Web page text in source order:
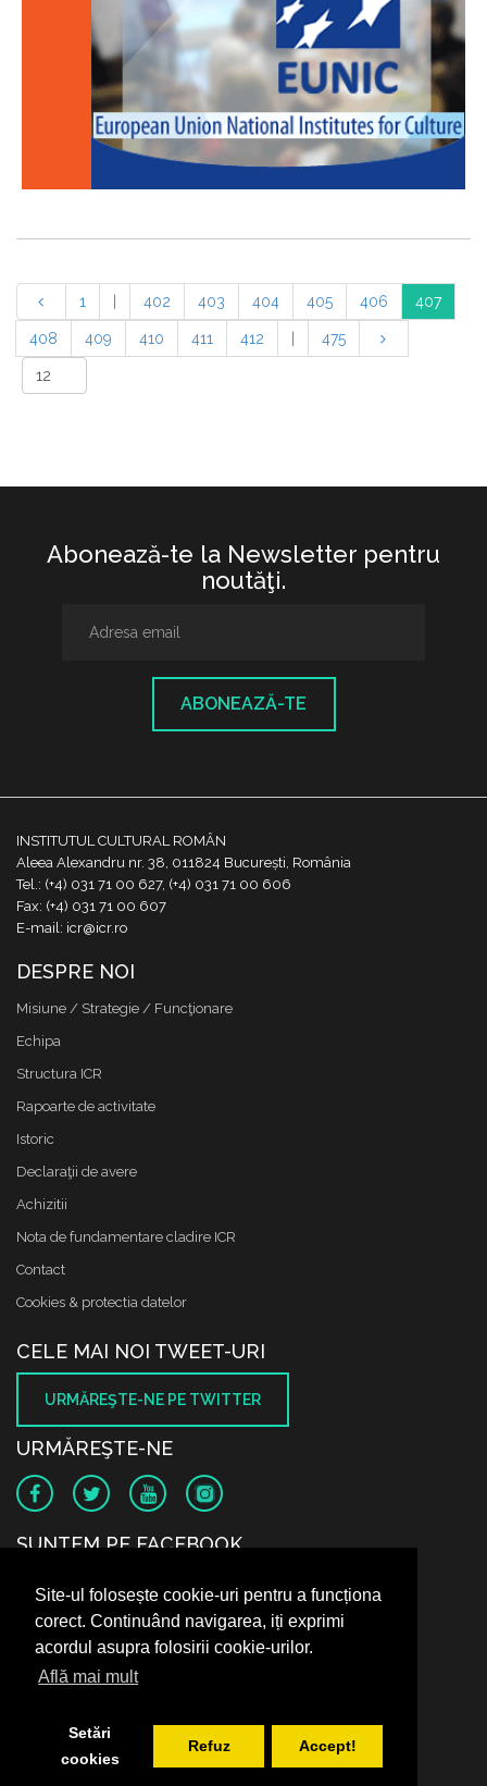
Site-ul folosește cookie-uri pentru a funcționa
corect. Continuând navigarea, iți exprimi
acordul asupra folosirii cookie-urilor.
Află mai mult
Setări
cookies
Refuz Accept!
1 402 403 404 405 406 407
408 409 410 411 412 475
Abonează-te la Newsletter pentru
noutăţi.
ABONEAZĂ-TE
INSTITUTUL CULTURAL ROMÂN
Aleea Alexandru nr. 38, 011824 București, România
Tel.: (+4) 031 71 00 627, (+4) 031 71 00 606
Fax: (+4) 031 71 00 607
E-mail: icr@icr.ro
DESPRE NOI
Misiune / Strategie / Funcţionare
Echipa
Structura ICR
Rapoarte de activitate
Istoric
Declaraţii de avere
Achizitii
Nota de fundamentare cladire ICR
Contact
Cookies & protectia datelor
CELE MAI NOI TWEET-URI
URMĂREŞTE-NE PE TWITTER
URMĂREŞTE-NE
SUNTEM PE FACEBOOK